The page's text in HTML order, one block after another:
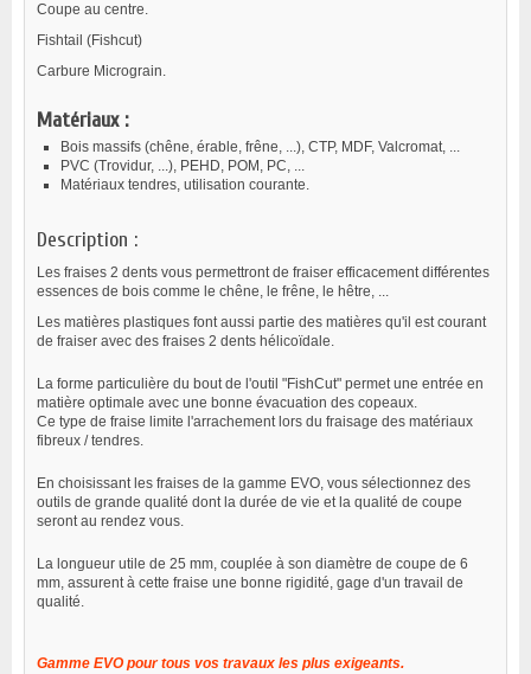
Coupe au centre.
Fishtail (Fishcut)
Carbure Micrograin.
Matériaux :
Bois massifs (chêne, érable, frêne, ...), CTP, MDF, Valcromat, ...
PVC (Trovidur, ...), PEHD, POM, PC, ...
Matériaux tendres, utilisation courante.
Description :
Les fraises 2 dents vous permettront de fraiser efficacement différentes
essences de bois comme le chêne, le frêne, le hêtre, ...
Les matières plastiques font aussi partie des matières qu'il est courant
de fraiser avec des fraises 2 dents hélicoïdale.
La forme particulière du bout de l'outil "FishCut" permet une entrée en
matière optimale avec une bonne évacuation des copeaux.
Ce type de fraise limite l'arrachement lors du fraisage des matériaux
fibreux / tendres.
En choisissant les fraises de la gamme EVO, vous sélectionnez des
outils de grande qualité dont la durée de vie et la qualité de coupe
seront au rendez vous.
La longueur utile de 25 mm, couplée à son diamètre de coupe de 6
mm, assurent à cette fraise une bonne rigidité, gage d'un travail de
qualité.
Gamme EVO pour tous vos travaux les plus exigeants.